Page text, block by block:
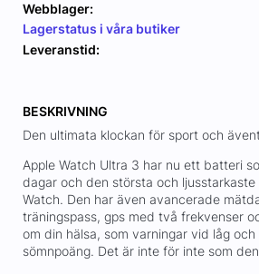
Webblager:
Lagerstatus i våra butiker
Leveranstid:
BESKRIVNING
Den ultimata klockan för sport och
Apple Watch Ultra 3 har nu ett batteri
dagar och den största och ljusstarkaste
Watch. Den har även avancerade
träningspass, gps med två frekvenser
om din hälsa, som varningar vid låg och
sömnpoäng. Det är inte för inte som